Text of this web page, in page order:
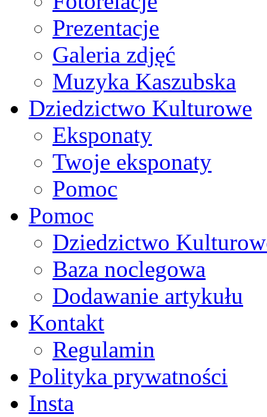
Prezentacje
Galeria zdjęć
Muzyka Kaszubska
Dziedzictwo Kulturowe
Eksponaty
Twoje eksponaty
Pomoc
Pomoc
Dziedzictwo
Baza noclegowa
Dodawanie artykułu
Kontakt
Regulamin
Polityka prywatności
Insta